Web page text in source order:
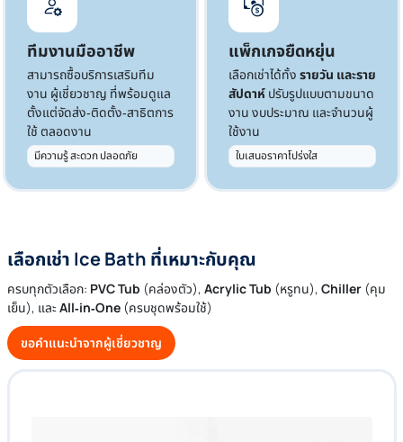
ทีมงานมืออาชีพ
สามารถซื้อบริการเสริมทีม
งาน ผู้เชี่ยวชาญ ที่พร้อมดูแล
ตั้งแต่จัดส่ง‑ติดตั้ง‑สาธิตการ
ใช้ ตลอดงาน
มีความรู้ สะดวก ปลอดภัย
แพ็กเกจยืดหยุ่น
เลือกเช่าได้ทั้ง รายวัน และราย
สัปดาห์ ปรับรูปแบบตามขนาด
งาน งบประมาณ และจำนวนผู้
ใช้งาน
ใบเสนอราคาโปร่งใส
เลือกเช่า Ice Bath ที่เหมาะกับคุณ
ครบทุกตัวเลือก: PVC Tub (คล่องตัว), Acrylic Tub (หรูทน), Chiller(คุม
เย็น), และAll‑in‑One(ครบชุดพร้อมใช้)
ขอคำแนะนำจากผู้เชี่ยวชาญ